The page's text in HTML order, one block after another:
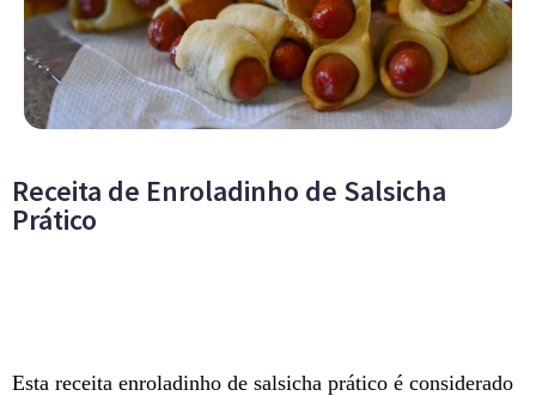
Receita de Enroladinho de Salsicha
Prático
Esta receita enroladinho de salsicha prático é considerado